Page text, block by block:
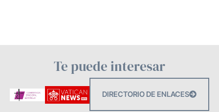
Te puede interesar
DIRECTORIO DE ENLACES